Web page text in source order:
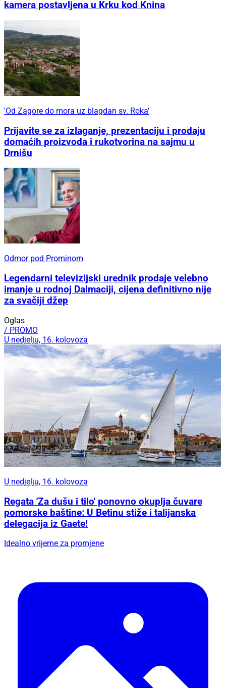
kamera postavljena u Krku kod Knina
'Od Zagore do mora uz blagdan sv. Roka'
Prijavite se za izlaganje, prezentaciju i prodaju
domaćih proizvoda i rukotvorina na sajmu u
Drnišu
Odmor pod Prominom
Legendarni televizijski urednik prodaje velebno
imanje u rodnoj Dalmaciji, cijena definitivno nije
za svačiji džep
Oglas
/ PROMO
U nedjelju, 16. kolovoza
U nedjelju, 16. kolovoza
Regata 'Za dušu i tilo' ponovno okuplja čuvare
pomorske baštine: U Betinu stiže i talijanska
delegacija iz Gaete!
Idealno vrijeme za promjene